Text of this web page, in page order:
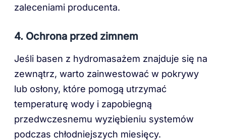
zaleceniami producenta.
4. Ochrona przed zimnem
Jeśli basen z hydromasażem znajduje się na
zewnątrz, warto zainwestować w pokrywy
lub osłony, które pomogą utrzymać
temperaturę wody i zapobiegną
przedwczesnemu wyziębieniu systemów
podczas chłodniejszych miesięcy.